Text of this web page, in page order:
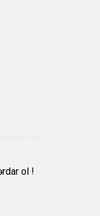
ol !